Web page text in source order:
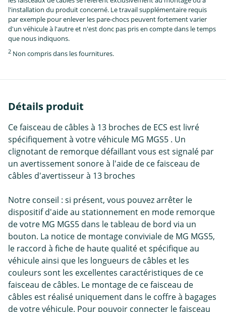
l'installation du produit concerné. Le travail supplémentaire requis
par exemple pour enlever les pare-chocs peuvent fortement varier
d'un véhicule à l'autre et n'est donc pas pris en compte dans le temps
que nous indiquons.
2 Non compris dans les fournitures.
Détails produit
Ce faisceau de câbles à 13 broches de ECS est livré
spécifiquement à votre véhicule MG MGS5 . Un
clignotant de remorque défaillant vous est signalé par
un avertissement sonore à l'aide de ce faisceau de
câbles d'avertisseur à 13 broches
Notre conseil : si présent, vous pouvez arrêter le
dispositif d'aide au stationnement en mode remorque
de votre MG MGS5 dans le tableau de bord via un
bouton. La notice de montage conviviale de MG MGS5,
le raccord à fiche de haute qualité et spécifique au
véhicule ainsi que les longueurs de câbles et les
couleurs sont les excellentes caractéristiques de ce
faisceau de câbles. Le montage de ce faisceau de
câbles est réalisé uniquement dans le coffre à bagages
de votre véhicule. Pour pouvoir connecter le faisceau